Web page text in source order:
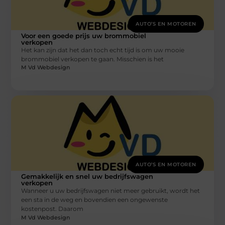
AUTO’S EN MOTOREN
Voor een goede prijs uw brommobiel
verkopen
Het kan zijn dat het dan toch echt tijd is om uw mooie
brommobiel verkopen te gaan. Misschien is het
M Vd Webdesign
AUTO’S EN MOTOREN
Gemakkelijk en snel uw bedrijfswagen
verkopen
Wanneer u uw bedrijfswagen niet meer gebruikt, wordt het
een sta in de weg en bovendien een ongewenste
kostenpost. Daarom
M Vd Webdesign